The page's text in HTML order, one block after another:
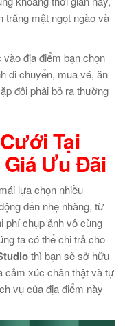
trăng mật ngọt ngào và
địa điểm bạn chọn
di chuyển, mua vé, ăn
đôi phải bỏ ra thường
Tại
Ưu Đãi
lựa chọn nhiều
đến nhẹ nhàng, từ
phí chụp ảnh vô cùng
ta có thể chi trả cho
thì bạn sẽ sở hữu
cảm xúc chân thật và tự
vụ của địa điểm này